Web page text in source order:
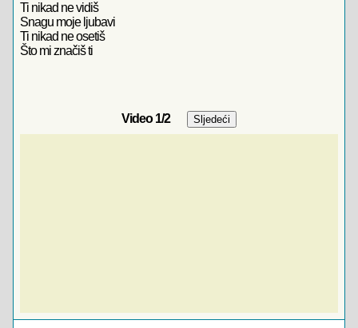
Ti nikad ne vidiš
Snagu moje ljubavi
Ti nikad ne osetiš
Što mi značiš ti
Video1/2